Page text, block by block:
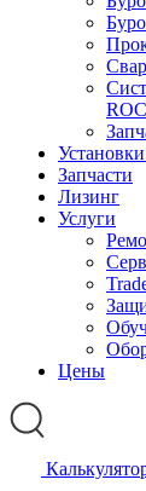
Запчасти
Лизинг
Услуги
Цены